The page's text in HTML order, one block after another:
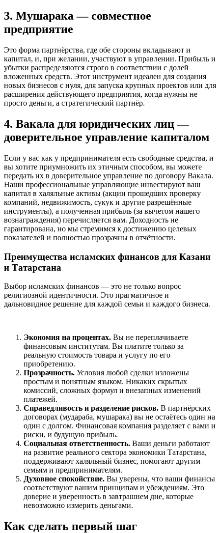
3. Мушарака — совместное
предприятие
Это форма партнёрства, где обе стороны вкладывают и
капитал, и, при желании, участвуют в управлении. Прибыль и
убытки распределяются строго в соответствии с долей
вложенных средств. Этот инструмент идеален для создания
новых бизнесов с нуля, для запуска крупных проектов или для
расширения действующего предприятия, когда нужны не
просто деньги, а стратегический партнёр.
4. Вакала для юридических лиц —
доверительное управление капиталом
Если у вас как у предпринимателя есть свободные средства, и
вы хотите приумножить их этичным способом, вы можете
передать их в доверительное управление по договору Вакала.
Наши профессиональные управляющие инвестируют ваш
капитал в халяльные активы (акции прошедших проверку
компаний, недвижимость, сукук и другие разрешённые
инструменты), а полученная прибыль (за вычетом нашего
вознаграждения) перечисляется вам. Доходность не
гарантирована, но мы стремимся к достижению целевых
показателей и полностью прозрачны в отчётности.
Преимущества исламских финансов для Казани
и Татарстана
Выбор исламских финансов — это не только вопрос
религиозной идентичности. Это прагматичное и
дальновидное решение для каждой семьи и каждого бизнеса.
Экономия на процентах. Вы не переплачиваете
финансовым институтам. Вы платите только за
реальную стоимость товара и услугу по его
приобретению.
Прозрачность. Условия любой сделки изложены
простым и понятным языком. Никаких скрытых
комиссий, сложных формул и внезапных изменений
платежей.
Справедливость и разделение рисков. В партнёрских
договорах (мудараба, мушарака) вы не остаётесь один на
один с долгом. Финансовая компания разделяет с вами и
риски, и будущую прибыль.
Социальная ответственность. Ваши деньги работают
на развитие реального сектора экономики Татарстана,
поддерживают халяльный бизнес, помогают другим
семьям и предпринимателям.
Духовное спокойствие. Вы уверены, что ваши финансы
соответствуют вашим принципам и убеждениям. Это
доверие и уверенность в завтрашнем дне, которые
невозможно измерить деньгами.
Как сделать первый шаг